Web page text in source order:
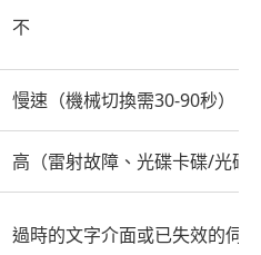
不
慢速（機械切換需30-90秒）
高（雷射故障、光碟卡碟/光碟
過時的文字介面或已失效的伺